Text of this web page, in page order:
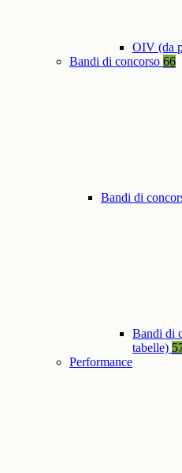
OIV (da
Bandi di concorso 66
Bandi di
Bandi di
tabelle)
Performance